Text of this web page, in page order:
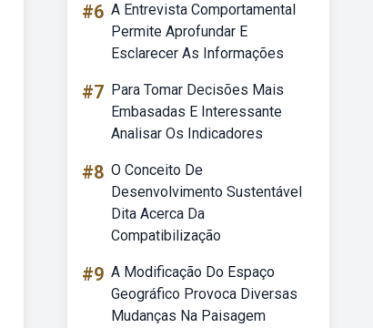
#6 A Entrevista Comportamental
Permite Aprofundar E
Esclarecer As Informações
#7 Para Tomar Decisões Mais
Embasadas E Interessante
Analisar Os Indicadores
#8 O Conceito De
Desenvolvimento Sustentável
Dita Acerca Da
Compatibilização
#9 A Modificação Do Espaço
Geográfico Provoca Diversas
Mudanças Na Paisagem